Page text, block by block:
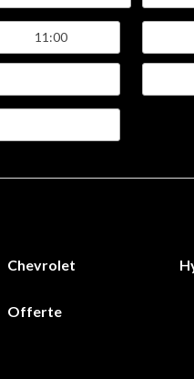
Chevrolet
Offerte